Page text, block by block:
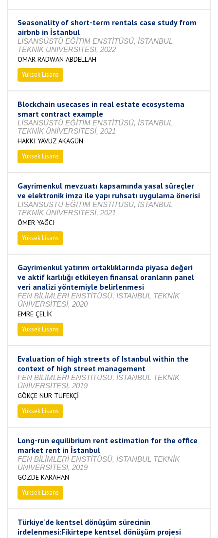
Seasonality of short-term rentals case study from
airbnb in İstanbul
LİSANSÜSTÜ EĞİTİM ENSTİTÜSÜ, İSTANBUL
TEKNİK ÜNİVERSİTESİ, 2022
OMAR RADWAN ABDELLAH
Yüksek Lisans
Blockchain usecases in real estate ecosystema
smart contract example
LİSANSÜSTÜ EĞİTİM ENSTİTÜSÜ, İSTANBUL
TEKNİK ÜNİVERSİTESİ, 2021
HAKKI YAVUZ AKAGÜN
Yüksek Lisans
Gayrimenkul mevzuatı kapsamında yasal süreçler
ve elektronik imza ile yapı ruhsatı uygulama önerisi
LİSANSÜSTÜ EĞİTİM ENSTİTÜSÜ, İSTANBUL
TEKNİK ÜNİVERSİTESİ, 2021
ÖMER YAĞCI
Yüksek Lisans
Gayrimenkul yatırım ortaklıklarında piyasa değeri
ve aktif karlılığı etkileyen finansal oranların panel
veri analizi yöntemiyle belirlenmesi
FEN BİLİMLERİ ENSTİTÜSÜ, İSTANBUL TEKNİK
ÜNİVERSİTESİ, 2020
EMRE ÇELİK
Yüksek Lisans
Evaluation of high streets of Istanbul within the
context of high street management
FEN BİLİMLERİ ENSTİTÜSÜ, İSTANBUL TEKNİK
ÜNİVERSİTESİ, 2019
GÖKÇE NUR TÜFEKÇİ
Yüksek Lisans
Long-run equilibrium rent estimation for the office
market rent in İstanbul
FEN BİLİMLERİ ENSTİTÜSÜ, İSTANBUL TEKNİK
ÜNİVERSİTESİ, 2019
GÖZDE KARAHAN
Yüksek Lisans
Türkiye'de kentsel dönüşüm sürecinin
irdelenmesi:Fikirtepe kentsel dönüşüm projesi